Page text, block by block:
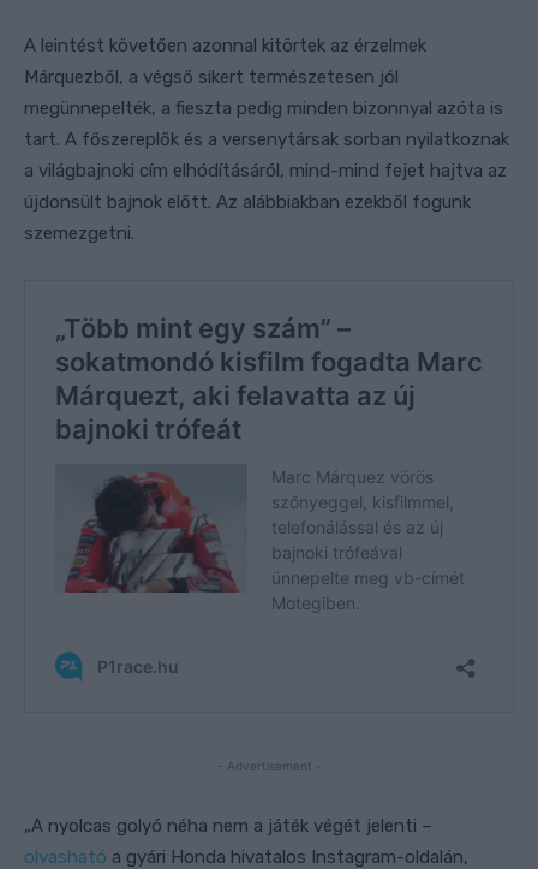
A leintést követően azonnal kitörtek az érzelmek
Márquezből, a végső sikert természetesen jól
megünnepelték, a fieszta pedig minden bizonnyal azóta is
tart. A főszereplők és a versenytársak sorban nyilatkoznak
a világbajnoki cím elhódításáról, mind-mind fejet hajtva az
újdonsült bajnok előtt. Az alábbiakban ezekből fogunk
szemezgetni.
- Advertisement -
„A nyolcas golyó néha nem a játék végét jelenti –
olvasható a gyári Honda hivatalos Instagram-oldalán,